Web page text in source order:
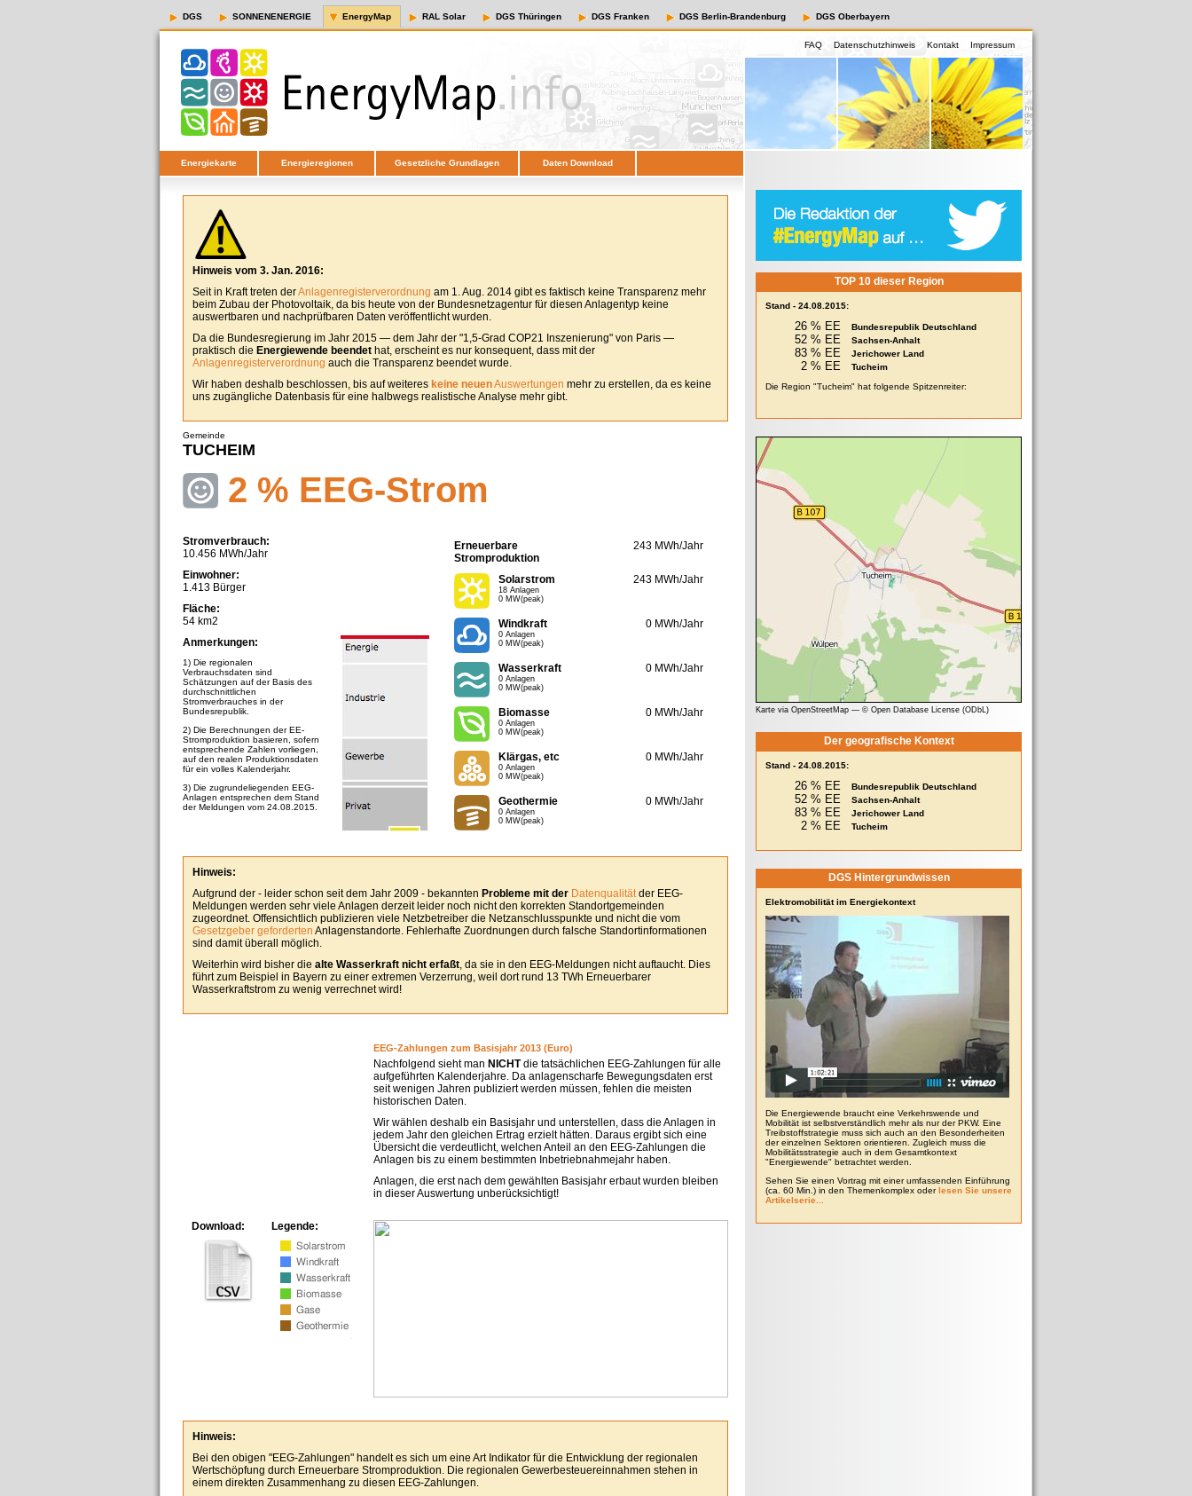
DGS SONNENENERGIE EnergyMap RAL Solar DGS Thüringen DGS Franken DGS Berlin-Brandenburg DGS Oberbayern
FAQ Datenschutzhinweis Kontakt Impressum
Energiekarte Energieregionen Gesetzliche Grundlagen Daten Download
Hinweis vom 3. Jan. 2016:
Seit in Kraft treten derAnlagenregisterverordnung am 1. Aug. 2014 gibt es faktisch keine Transparenz mehr
beim Zubau der Photovoltaik, da bis heute von der Bundesnetzagentur für diesen Anlagentyp keine
auswertbaren und nachprüfbaren Daten veröffentlicht wurden.
Da die Bundesregierung im Jahr 2015 — dem Jahr der "1,5-Grad COP21 Inszenierung" von Paris —
praktisch die Energiewende beendet hat, erscheint es nur konsequent, dass mit der
Anlagenregisterverordnung auch die Transparenz beendet wurde.
Wir haben deshalb beschlossen, bis auf weiteres keine neuenAuswertungen mehr zu erstellen, da es keine
uns zugängliche Datenbasis für eine halbwegs realistische Analyse mehr gibt.
Gemeinde
TUCHEIM
2 % EEG-Strom
Stromverbrauch:
10.456 MWh/Jahr
Einwohner:
1.413 Bürger
Fläche:
54 km2
Anmerkungen:
1) Die regionalen
Verbrauchsdaten sind
Schätzungen auf der Basis des
durchschnittlichen
Stromverbrauches in der
Bundesrepublik.
2) Die Berechnungen der EE-
Stromproduktion basieren, sofern
entsprechende Zahlen vorliegen,
auf den realen Produktionsdaten
für ein volles Kalenderjahr.
3) Die zugrundeliegenden EEG-
Anlagen entsprechen dem Stand
der Meldungen vom 24.08.2015.
Erneuerbare
Stromproduktion
243 MWh/Jahr
Solarstrom
18 Anlagen
0 MW(peak)
243 MWh/Jahr
Windkraft
0 Anlagen
0 MW(peak)
0 MWh/Jahr
Wasserkraft
0 Anlagen
0 MW(peak)
0 MWh/Jahr
Biomasse
0 Anlagen
0 MW(peak)
0 MWh/Jahr
Klärgas, etc
0 Anlagen
0 MW(peak)
0 MWh/Jahr
Geothermie
0 Anlagen
0 MW(peak)
0 MWh/Jahr
Hinweis:
Aufgrund der - leider schon seit dem Jahr 2009 - bekannten Probleme mit der Datenqualitätder EEG-
Meldungen werden sehr viele Anlagen derzeit leider noch nicht den korrekten Standortgemeinden
zugeordnet. Offensichtlich publizieren viele Netzbetreiber die Netzanschlusspunkte und nicht die vom
Gesetzgeber geforderten Anlagenstandorte. Fehlerhafte Zuordnungen durch falsche Standortinformationen
sind damit überall möglich.
Weiterhin wird bisher die alte Wasserkraft nicht erfaßt, da sie in den EEG-Meldungen nicht auftaucht. Dies
führt zum Beispiel in Bayern zu einer extremen Verzerrung, weil dort rund 13 TWh Erneuerbarer
Wasserkraftstrom zu wenig verrechnet wird!
EEG-Zahlungen zum Basisjahr 2013 (Euro)
Nachfolgend sieht man NICHTdie tatsächlichen EEG-Zahlungen für alle
aufgeführten Kalenderjahre. Da anlagenscharfe Bewegungsdaten erst
seit wenigen Jahren publiziert werden müssen, fehlen die meisten
historischen Daten.
Wir wählen deshalb ein Basisjahr und unterstellen, dass die Anlagen in
jedem Jahr den gleichen Ertrag erzielt hätten. Daraus ergibt sich eine
Übersicht die verdeutlicht, welchen Anteil an den EEG-Zahlungen die
Anlagen bis zu einem bestimmten Inbetriebnahmejahr haben.
Anlagen, die erst nach dem gewählten Basisjahr erbaut wurden bleiben
in dieser Auswertung unberücksichtigt!
Legende:
Download:
Hinweis:
Bei den obigen "EEG-Zahlungen" handelt es sich um eine Art Indikator für die Entwicklung der regionalen
Wertschöpfung durch Erneuerbare Stromproduktion. Die regionalen Gewerbesteuereinnahmen stehen in
einem direkten Zusammenhang zu diesen EEG-Zahlungen.
TOP 10 dieser Region
Stand - 24.08.2015:
26 % EE Bundesrepublik Deutschland
52 % EE Sachsen-Anhalt
83 % EE Jerichower Land
2 % EE
Tucheim
Die Region "Tucheim" hat folgende Spitzenreiter:
Karte via OpenStreetMap — © Open Database License (ODbL)
Der geografische Kontext
Stand - 24.08.2015:
26 % EE Bundesrepublik Deutschland
52 % EE Sachsen-Anhalt
83 % EE Jerichower Land
2 % EE Tucheim
DGS Hintergrundwissen
Elektromobilität im Energiekontext
Die Energiewende braucht eine Verkehrswende und
Mobilität ist selbstverständlich mehr als nur der PKW. Eine
Treibstoffstrategie muss sich auch an den Besonderheiten
der einzelnen Sektoren orientieren. Zugleich muss die
Mobilitätsstrategie auch in dem Gesamtkontext
"Energiewende" betrachtet werden.
Sehen Sie einen Vortrag mit einer umfassenden Einführung
(ca. 60 Min.) in den Themenkomplex oderlesen Sie unsere
Artikelserie...